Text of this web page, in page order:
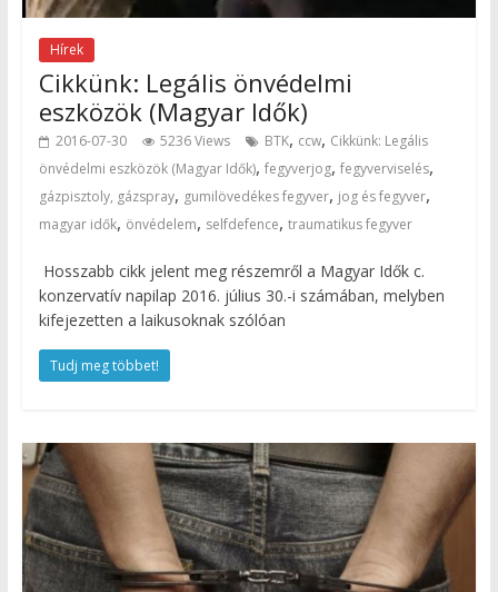
Hírek
Cikkünk: Legális önvédelmi
eszközök (Magyar Idők)
2016-07-30 5236 Views BTK, ccw, Cikkünk: Legális
önvédelmi eszközök (Magyar Idők), fegyverjog, fegyverviselés,
gázpisztoly, gázspray, gumilövedékes fegyver, jog és fegyver,
magyar idők, önvédelem, selfdefence, traumatikus fegyver
Hosszabb cikk jelent meg részemről a Magyar Idők c.
konzervatív napilap 2016. július 30.-i számában, melyben
kifejezetten a laikusoknak szólóan
Tudj meg többet!